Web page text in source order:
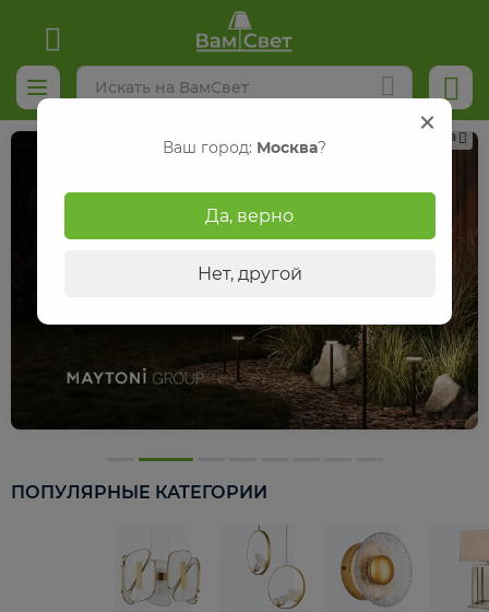
Реклама
ПОПУЛЯРНЫЕ КАТЕГОРИИ
Ваш город: Москва?
Да, верно
Нет, другой